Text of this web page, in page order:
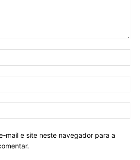
mail e site neste navegador para a